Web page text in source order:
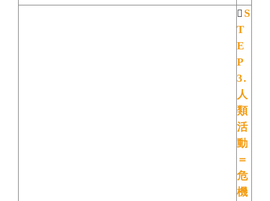
 S
T
E
P
3.
人
類
活
動
＝
危
機